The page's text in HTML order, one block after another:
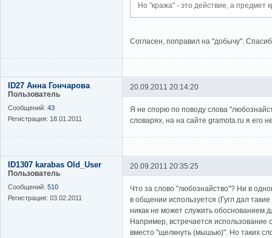
Но "кража" - это действие, а предмет
Согласен, поправил на "добычу".
ID27 Анна Гончарова
Пользователь
Сообщений: 43
Регистрация: 18.01.2011
20.09.2011 20:14:20
Я не спорю по поводу слова
словарях, на на сайте gramota.ru я его
ID1307 karabas Old_User
Пользователь
Сообщений: 510
Регистрация: 03.02.2011
20.09.2011 20:35:25
Что за слово "любознайство"? Ни в
в общении используется (Гугл дал
никак не может служить обоснованием
Например, встречается
вместо "щелкнуть (мышью)". Но таких